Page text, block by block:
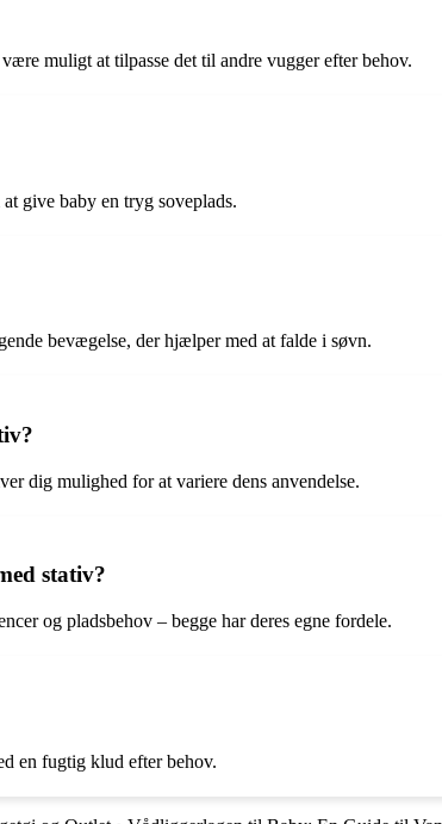
muligt at tilpasse det til andre vugger efter behov.
give baby en tryg soveplads.
bevægelse, der hjælper med at falde i søvn.
dig mulighed for at variere dens anvendelse.
stativ?
og pladsbehov – begge har deres egne fordele.
en fugtig klud efter behov.